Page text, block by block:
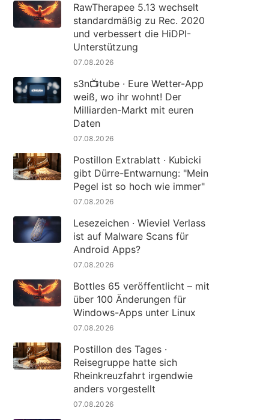
RawTherapee 5.13 wechselt
standardmäßig zu Rec. 2020
und verbessert die HiDPI-
Unterstützung
07.08.2026
s3n📺tube · Eure Wetter-App
weiß, wo ihr wohnt! Der
Milliarden-Markt mit euren
Daten
07.08.2026
Postillon Extrablatt · Kubicki
gibt Dürre-Entwarnung: "Mein
Pegel ist so hoch wie immer"
07.08.2026
Lesezeichen · Wieviel Verlass
ist auf Malware Scans für
Android Apps?
07.08.2026
Bottles 65 veröffentlicht – mit
über 100 Änderungen für
Windows-Apps unter Linux
07.08.2026
Postillon des Tages ·
Reisegruppe hatte sich
Rheinkreuzfahrt irgendwie
anders vorgestellt
07.08.2026